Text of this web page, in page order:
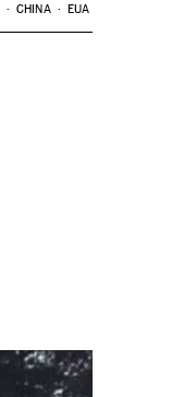
CHINA EUA